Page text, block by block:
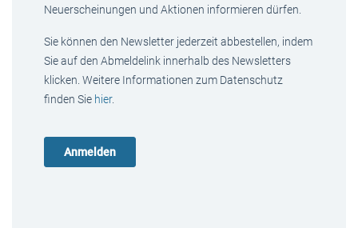
Neuerscheinungen und Aktionen informieren dürfen.
Sie können den Newsletter jederzeit abbestellen, indem
Sie auf den Abmeldelink innerhalb des Newsletters
klicken. Weitere Informationen zum Datenschutz
finden Sie hier.